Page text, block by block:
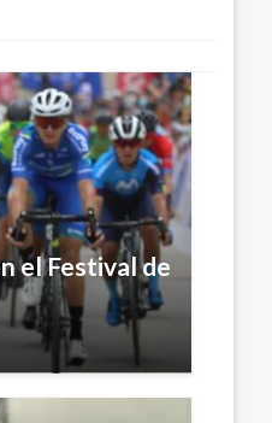
el Festival de